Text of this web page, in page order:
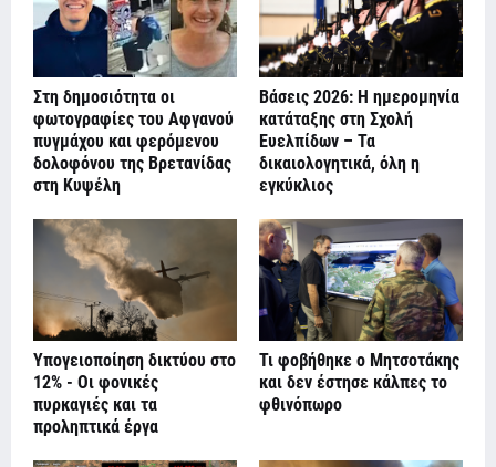
Στη δημοσιότητα οι
φωτογραφίες του Αφγανού
πυγμάχου και φερόμενου
δολοφόνου της Βρετανίδας
στη Κυψέλη
Βάσεις 2026: Η ημερομηνία
κατάταξης στη Σχολή
Ευελπίδων – Τα
δικαιολογητικά, όλη η
εγκύκλιος
Υπογειοποίηση δικτύου στο
12% - Οι φονικές
πυρκαγιές και τα
προληπτικά έργα
Τι φοβήθηκε ο Μητσοτάκης
και δεν έστησε κάλπες το
φθινόπωρο